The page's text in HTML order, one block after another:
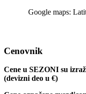
Google maps:
Cenovnik
Cene u SEZONI su
(devizni deo u €)